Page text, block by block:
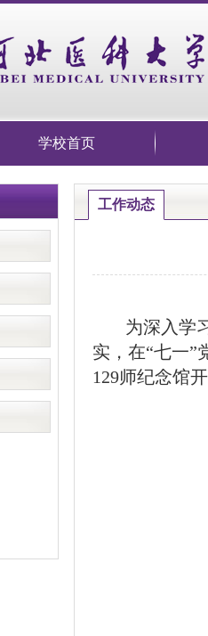
学校首页
工作动态
为深入学
实，在“七一”
129师纪念馆